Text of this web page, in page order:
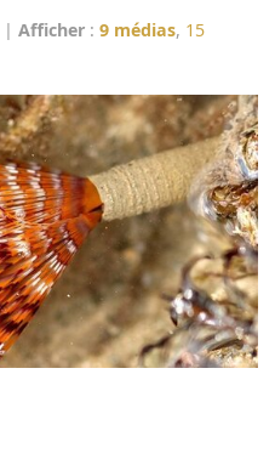
|Afficher :9 médias, 15